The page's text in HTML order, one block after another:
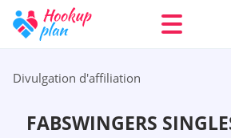
Divulgation d'affiliation
FABSWINGERS